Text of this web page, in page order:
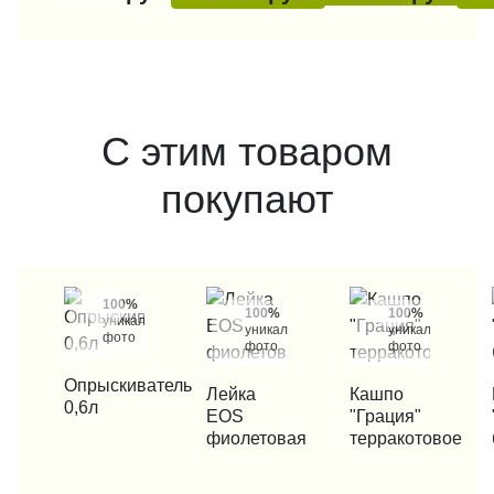
С этим товаром
покупают
100%
уникальные
фото
КУПИТЬ В 1 КЛИК
Опрыскиватель
0,6л
100%
уникальные
фото
КУПИТЬ В 1 КЛИК
Лейка
EOS
фиолетовая
100%
уникальные
фото
КУПИТЬ В 1 КЛИК
Кашпо
"Грация"
терракотовое